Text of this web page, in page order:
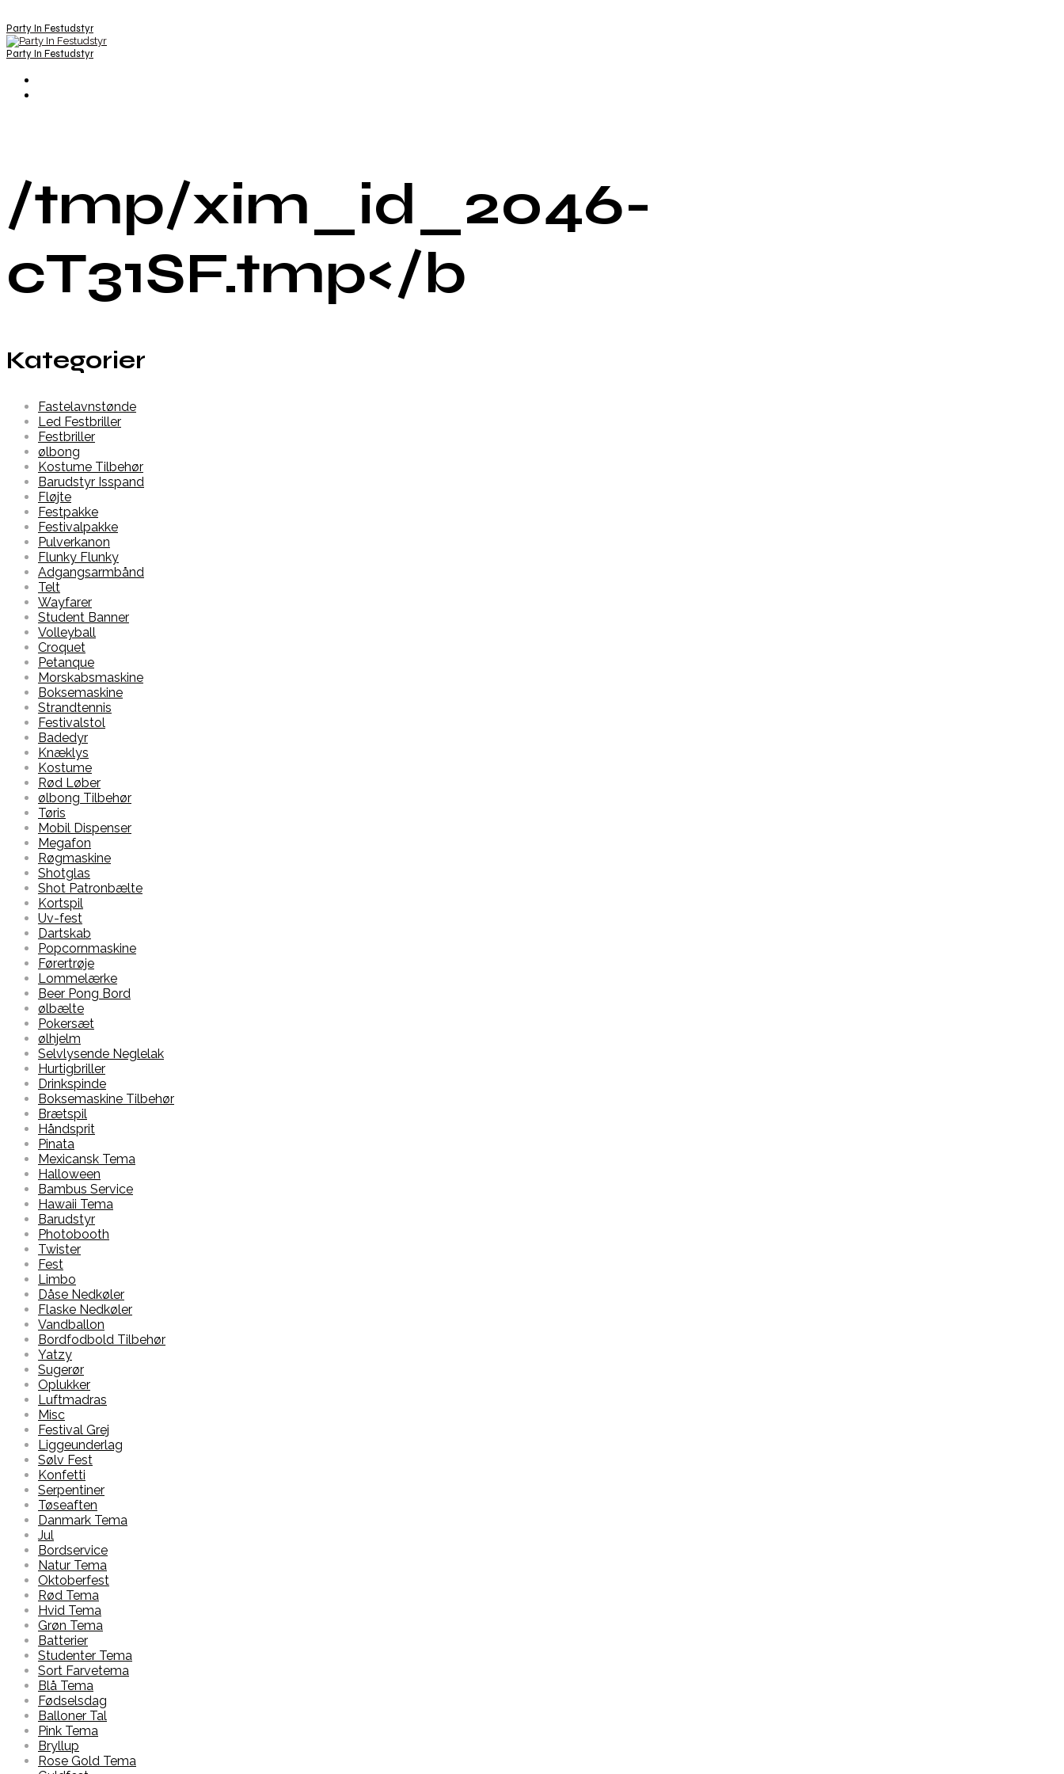
Party In Festudstyr
Party In Festudstyr
/tmp/xim_id_2046-
cT31SF.tmp</b
Kategorier
Fastelavnstønde
Led Festbriller
Festbriller
ølbong
Kostume Tilbehør
Barudstyr Isspand
Fløjte
Festpakke
Festivalpakke
Pulverkanon
Flunky Flunky
Adgangsarmbånd
Telt
Wayfarer
Student Banner
Volleyball
Croquet
Petanque
Morskabsmaskine
Boksemaskine
Strandtennis
Festivalstol
Badedyr
Knæklys
Kostume
Rød Løber
ølbong Tilbehør
Tøris
Mobil Dispenser
Megafon
Røgmaskine
Shotglas
Shot Patronbælte
Kortspil
Uv-fest
Dartskab
Popcornmaskine
Førertrøje
Lommelærke
Beer Pong Bord
ølbælte
Pokersæt
ølhjelm
Selvlysende Neglelak
Hurtigbriller
Drinkspinde
Boksemaskine Tilbehør
Brætspil
Håndsprit
Pinata
Mexicansk Tema
Halloween
Bambus Service
Hawaii Tema
Barudstyr
Photobooth
Twister
Fest
Limbo
Dåse Nedkøler
Flaske Nedkøler
Vandballon
Bordfodbold Tilbehør
Yatzy
Sugerør
Oplukker
Luftmadras
Misc
Festival Grej
Liggeunderlag
Sølv Fest
Konfetti
Serpentiner
Tøseaften
Danmark Tema
Jul
Bordservice
Natur Tema
Oktoberfest
Rød Tema
Hvid Tema
Grøn Tema
Batterier
Studenter Tema
Sort Farvetema
Blå Tema
Fødselsdag
Balloner Tal
Pink Tema
Bryllup
Rose Gold Tema